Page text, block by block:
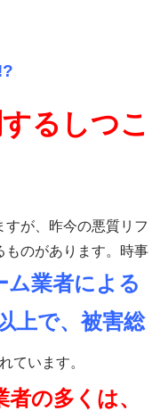
るしつこ
が、昨今の悪質リフ
のがあります。 時事
ム業者による
上で、被害総
ています。
の多くは、